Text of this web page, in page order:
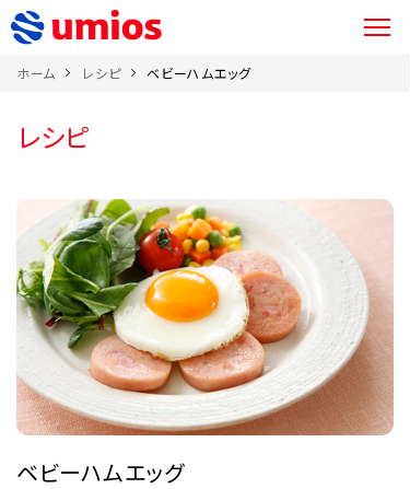
ホーム レシピ ベビーハムエッグ
レシピ
ベビーハムエッグ